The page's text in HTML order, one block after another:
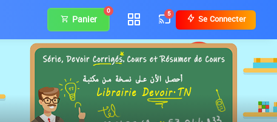
Panier
0 5 Se Connecter